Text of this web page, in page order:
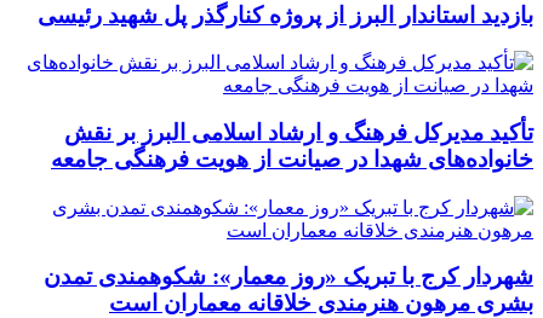
بازدید استاندار البرز از پروژه کنارگذر پل شهید رئیسی
تأکید مدیرکل فرهنگ و ارشاد اسلامی البرز بر نقش
خانواده‌های شهدا در صیانت از هویت فرهنگی جامعه
شهردار کرج با تبریک «روز معمار»: شکوهمندی تمدن
بشری مرهون هنرمندی خلاقانه معماران است